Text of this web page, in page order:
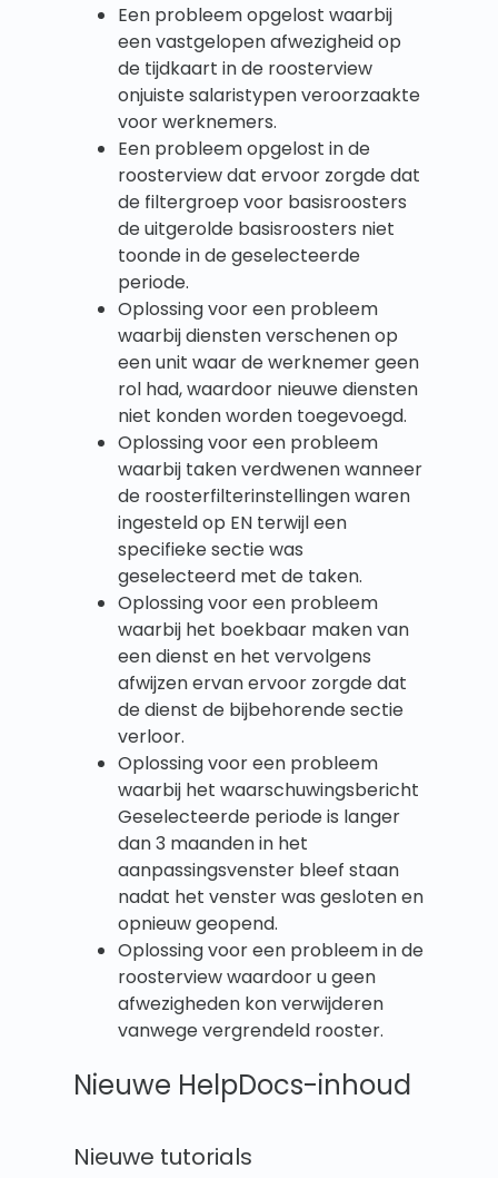
Een probleem opgelost waarbij
een vastgelopen afwezigheid op
de tijdkaart in de roosterview
onjuiste salaristypen veroorzaakte
voor werknemers.
Een probleem opgelost in de
roosterview dat ervoor zorgde dat
de filtergroep voor basisroosters
de uitgerolde basisroosters niet
toonde in de geselecteerde
periode.
Oplossing voor een probleem
waarbij diensten verschenen op
een unit waar de werknemer geen
rol had, waardoor nieuwe diensten
niet konden worden toegevoegd.
Oplossing voor een probleem
waarbij taken verdwenen wanneer
de roosterfilterinstellingen waren
ingesteld op EN terwijl een
specifieke sectie was
geselecteerd met de taken.
Oplossing voor een probleem
waarbij het boekbaar maken van
een dienst en het vervolgens
afwijzen ervan ervoor zorgde dat
de dienst de bijbehorende sectie
verloor.
Oplossing voor een probleem
waarbij het waarschuwingsbericht
Geselecteerde periode is langer
dan 3 maanden in het
aanpassingsvenster bleef staan
nadat het venster was gesloten en
opnieuw geopend.
Oplossing voor een probleem in de
roosterview waardoor u geen
afwezigheden kon verwijderen
vanwege vergrendeld rooster.
Nieuwe HelpDocs-inhoud
Nieuwe tutorials